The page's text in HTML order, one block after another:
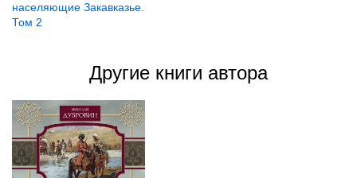
населяющие Закавказье.
Том 2
Другие книги автора